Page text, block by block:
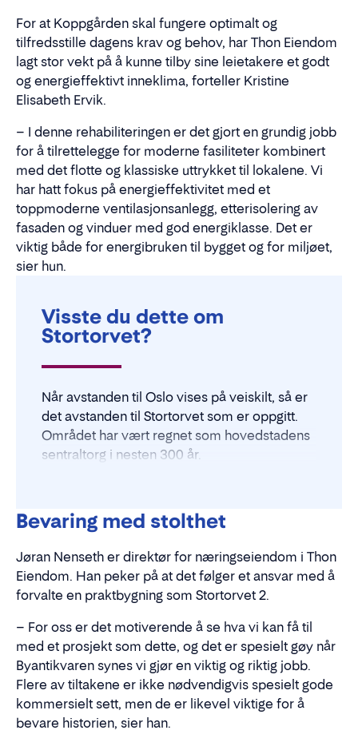
For at Koppgården skal fungere optimalt og
tilfredsstille dagens krav og behov, har Thon Eiendom
lagt stor vekt på å kunne tilby sine leietakere et godt
og energieffektivt inneklima, forteller Kristine
Elisabeth Ervik.
– I denne rehabiliteringen er det gjort en grundig jobb
for å tilrettelegge for moderne fasiliteter kombinert
med det flotte og klassiske uttrykket til lokalene. Vi
har hatt fokus på energieffektivitet med et
toppmoderne ventilasjonsanlegg, etterisolering av
fasaden og vinduer med god energiklasse. Det er
viktig både for energibruken til bygget og for miljøet,
sier hun.
Visste du dette om
Stortorvet?
Når avstanden til Oslo vises på veiskilt, så er
det avstanden til Stortorvet som er oppgitt.
Området har vært regnet som hovedstadens
sentraltorg i nesten 300 år.
Bevaring med stolthet
Jøran Nenseth er direktør for næringseiendom i Thon
Eiendom. Han peker på at det følger et ansvar med å
forvalte en praktbygning som Stortorvet 2.
– For oss er det motiverende å se hva vi kan få til
med et prosjekt som dette, og det er spesielt gøy når
Byantikvaren synes vi gjør en viktig og riktig jobb.
Flere av tiltakene er ikke nødvendigvis spesielt gode
kommersielt sett, men de er likevel viktige for å
bevare historien, sier han.